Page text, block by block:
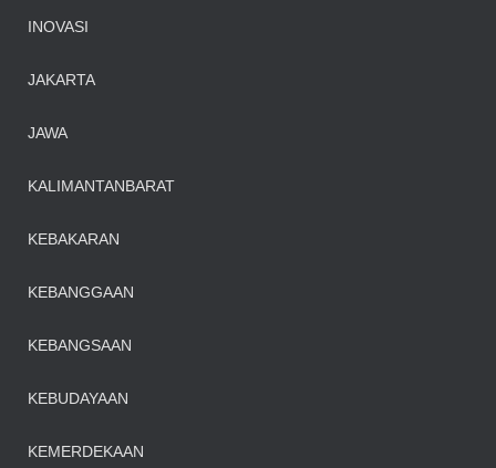
INOVASI
JAKARTA
JAWA
KALIMANTANBARAT
KEBAKARAN
KEBANGGAAN
KEBANGSAAN
KEBUDAYAAN
KEMERDEKAAN